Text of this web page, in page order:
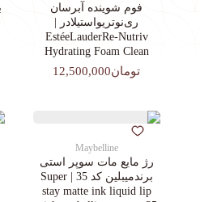
فوم شوینده آبرسان
ری‌نوتریواستیلادر |
EstéeLauderRe-Nutriv
Hydrating Foam Clean
تومان12,500,000
Maybelline
رژ مایع مات سوپر استی‌
برندمیبلین کد 35 | Super
stay matte ink liquid lip